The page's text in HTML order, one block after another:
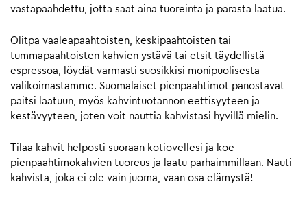
vastapaahdettu, jotta saat aina tuoreinta ja parasta laatua.
Olitpa vaaleapaahtoisten, keskipaahtoisten tai
tummapaahtoisten kahvien ystävä tai etsit täydellistä
espressoa, löydät varmasti suosikkisi monipuolisesta
valikoimastamme. Suomalaiset pienpaahtimot panostavat
paitsi laatuun, myös kahvintuotannon eettisyyteen ja
kestävyyteen, joten voit nauttia kahvistasi hyvillä mielin.
Tilaa kahvit helposti suoraan kotiovellesi ja koe
pienpaahtimokahvien tuoreus ja laatu parhaimmillaan. Nauti
kahvista, joka ei ole vain juoma, vaan osa elämystä!